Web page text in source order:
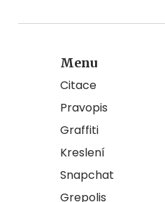
Menu
Citace
Pravopis
Graffiti
Kreslení
Snapchat
Grepolis